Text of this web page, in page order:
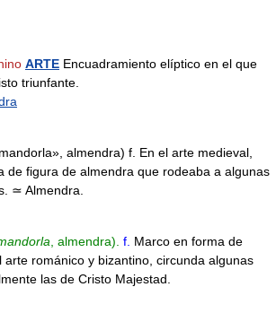
ARTE Encuadramiento elíptico en el que
triunfante.
almendra) f. En el arte medieval,
de figura de almendra que rodeaba a algunas
≃ Almendra.
, almendra). f. Marco en forma de
arte románico y bizantino, circunda algunas
las de Cristo Majestad.